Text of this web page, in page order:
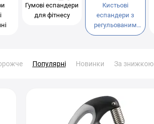
Гумові еспандери
для фітнесу
Кистьові
еспандери з
регульованим
навантаженням
Популярні Новинки За знижкою